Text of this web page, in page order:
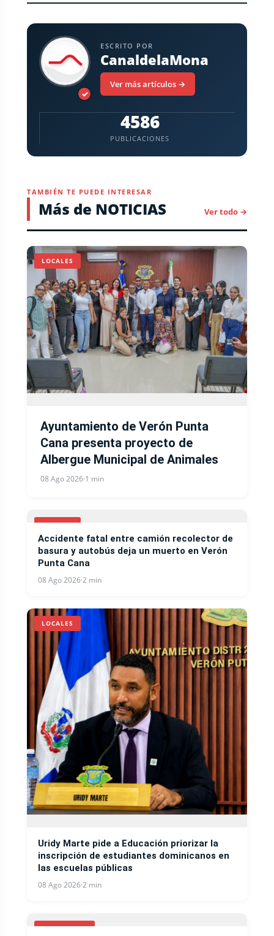
✓
ESCRITO POR
CanaldelaMona
Ver más artículos →
4586
PUBLICACIONES
TAMBIÉN TE PUEDE INTERESAR
Más de NOTICIAS Ver todo →
LOCALES
Ayuntamiento de Verón Punta
Cana presenta proyecto de
Albergue Municipal de Animales
08 Ago 2026·1 min
LOCALES
Accidente fatal entre camión recolector de
basura y autobús deja un muerto en Verón
Punta Cana
08 Ago 2026·2 min
LOCALES
Uridy Marte pide a Educación priorizar la
inscripción de estudiantes dominicanos en
las escuelas públicas
08 Ago 2026·2 min
NACIONALES